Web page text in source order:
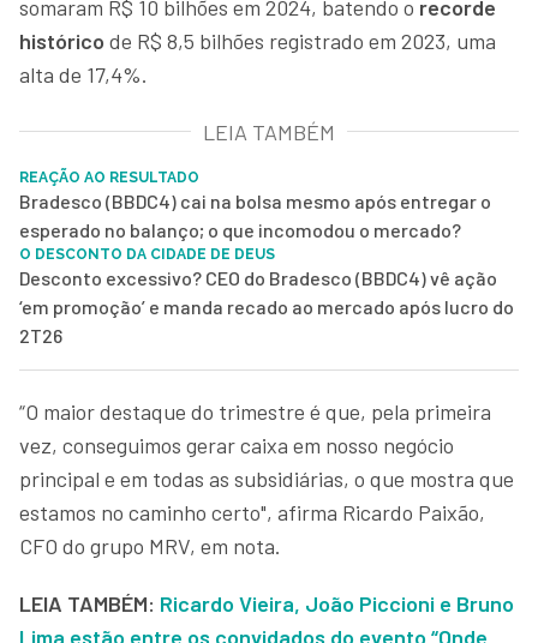
somaram R$ 10 bilhões em 2024, batendo o recorde
histórico de R$ 8,5 bilhões registrado em 2023, uma
alta de 17,4%.
LEIA TAMBÉM
REAÇÃO AO RESULTADO
Bradesco (BBDC4) cai na bolsa mesmo após entregar o
esperado no balanço; o que incomodou o mercado?
O DESCONTO DA CIDADE DE DEUS
Desconto excessivo? CEO do Bradesco (BBDC4) vê ação
‘em promoção’ e manda recado ao mercado após lucro do
2T26
“O maior destaque do trimestre é que, pela primeira
vez, conseguimos gerar caixa em nosso negócio
principal e em todas as subsidiárias, o que mostra que
estamos no caminho certo", afirma Ricardo Paixão,
CFO do grupo MRV, em nota.
LEIA TAMBÉM: Ricardo Vieira, João Piccioni e Bruno
Lima estão entre os convidados do evento “Onde